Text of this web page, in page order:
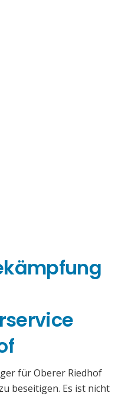
für Oberer Riedhof
beseitigen. Es ist nicht